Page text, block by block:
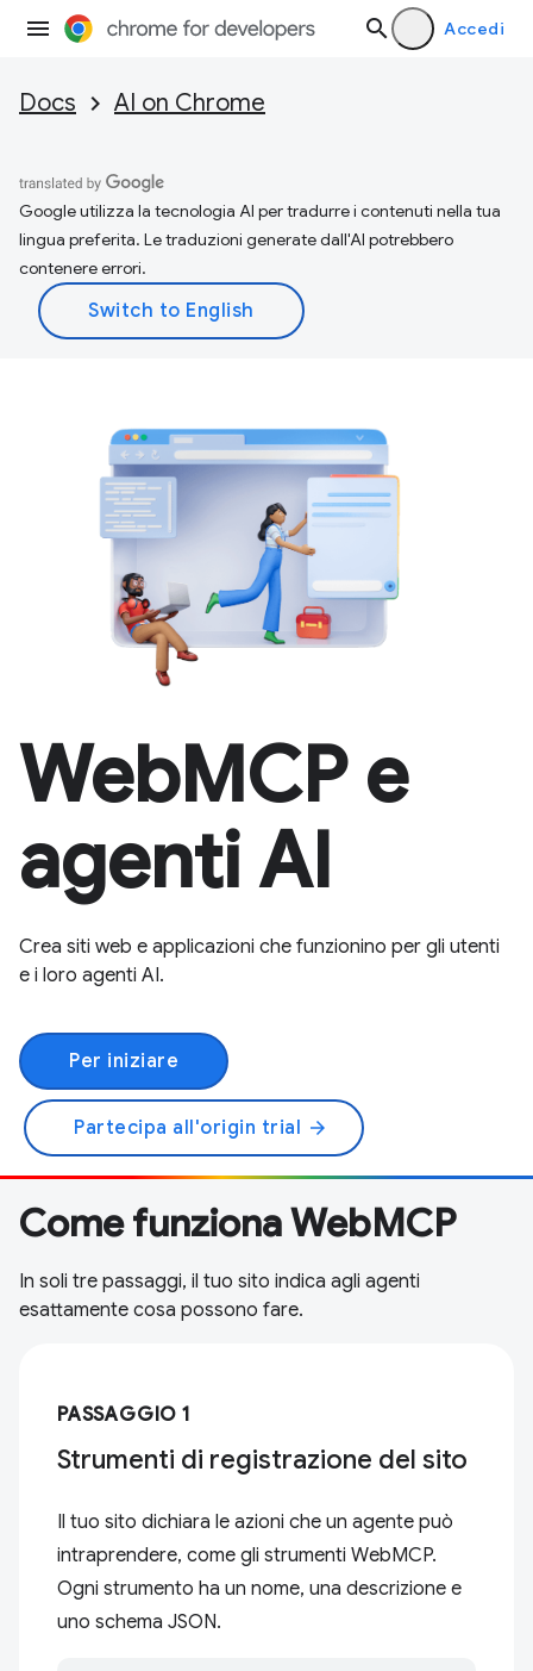
Accedi
Docs AI on Chrome
Google utilizza la tecnologia AI per tradurre i contenuti nella tua
lingua preferita. Le traduzioni generate dall'AI potrebbero
contenere errori.
WebMCP e
agenti AI
Crea siti web e applicazioni che funzionino per gli utenti
e i loro agenti AI.
Per iniziare
Partecipa all'origin trial arrow_forward
Come funziona WebMCP
In soli tre passaggi, il tuo sito indica agli agenti
esattamente cosa possono fare.
PASSAGGIO 1
Strumenti di registrazione del sito
Il tuo sito dichiara le azioni che un agente può
intraprendere, come gli strumenti WebMCP.
Ogni strumento ha un nome, una descrizione e
uno schema JSON.